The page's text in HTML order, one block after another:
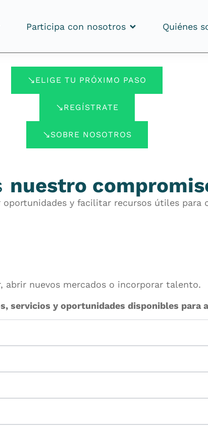
Participa con nosotros Quiénes
ELIGE TU PRÓXIMO PASO
REGÍSTRATE
SOBRE NOSOTROS
nuestro
y facilitar recursos útiles para
abrir nuevos mercados o incorporar talento.
servicios y oportunidades disponibles para